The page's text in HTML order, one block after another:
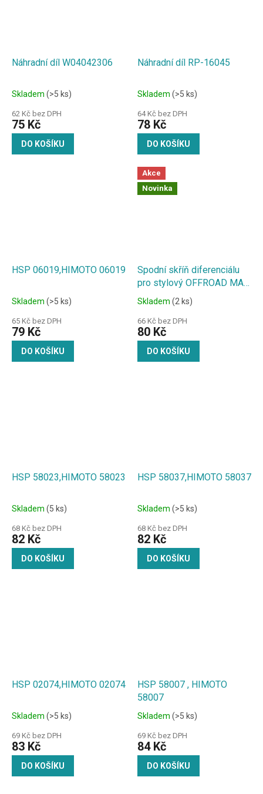
Náhradní díl W04042306
Skladem (>5 ks)
62 Kč bez DPH
75 Kč
DO KOŠÍKU
Náhradní díl RP-16045
Skladem (>5 ks)
64 Kč bez DPH
78 Kč
DO KOŠÍKU
HSP 06019,HIMOTO 06019
Skladem (>5 ks)
65 Kč bez DPH
79 Kč
DO KOŠÍKU
Akce
Novinka
Spodní skříň diferenciálu
pro stylový OFFROAD MAX
Angry Beast 1:18
Skladem (2 ks)
66 Kč bez DPH
80 Kč
DO KOŠÍKU
HSP 58023,HIMOTO 58023
Skladem (5 ks)
68 Kč bez DPH
82 Kč
DO KOŠÍKU
HSP 58037,HIMOTO 58037
Skladem (>5 ks)
68 Kč bez DPH
82 Kč
DO KOŠÍKU
HSP 02074,HIMOTO 02074
Skladem (>5 ks)
69 Kč bez DPH
83 Kč
DO KOŠÍKU
HSP 58007 , HIMOTO
58007
Skladem (>5 ks)
69 Kč bez DPH
84 Kč
DO KOŠÍKU